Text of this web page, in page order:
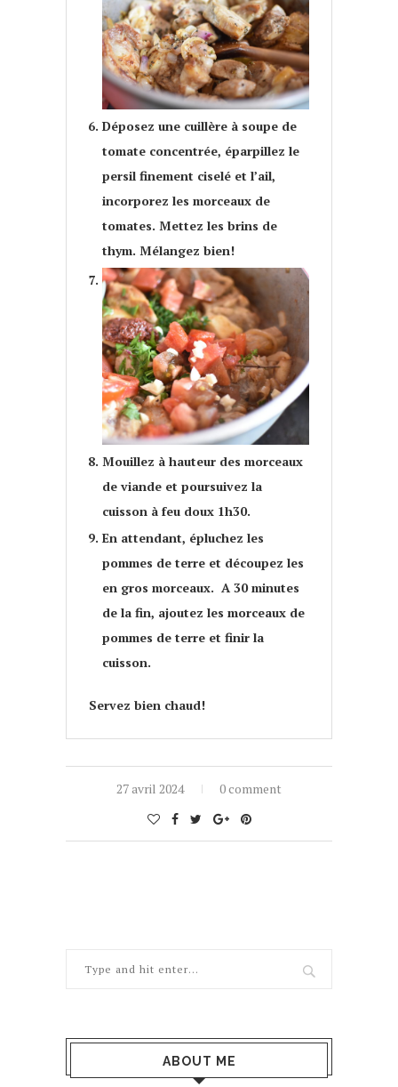
Déposez une cuillère à soupe de
tomate concentrée, éparpillez le
persil finement ciselé et l’ail,
incorporez les morceaux de
tomates. Mettez les brins de
thym. Mélangez bien!
Mouillez à hauteur des morceaux
de viande et poursuivez la
cuisson à feu doux 1h30.
En attendant, épluchez les
pommes de terre et découpez les
en gros morceaux. A 30 minutes
de la fin, ajoutez les morceaux de
pommes de terre et finir la
cuisson.
Servez bien chaud!
27 avril 2024 0 comment
ABOUT ME